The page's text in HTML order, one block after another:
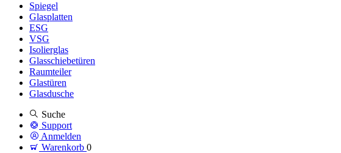
Spiegel
Glasplatten
ESG
VSG
Isolierglas
Glasschiebetüren
Raumteiler
Glastüren
Glasdusche
Suche
Support
Anmelden
Warenkorb 0